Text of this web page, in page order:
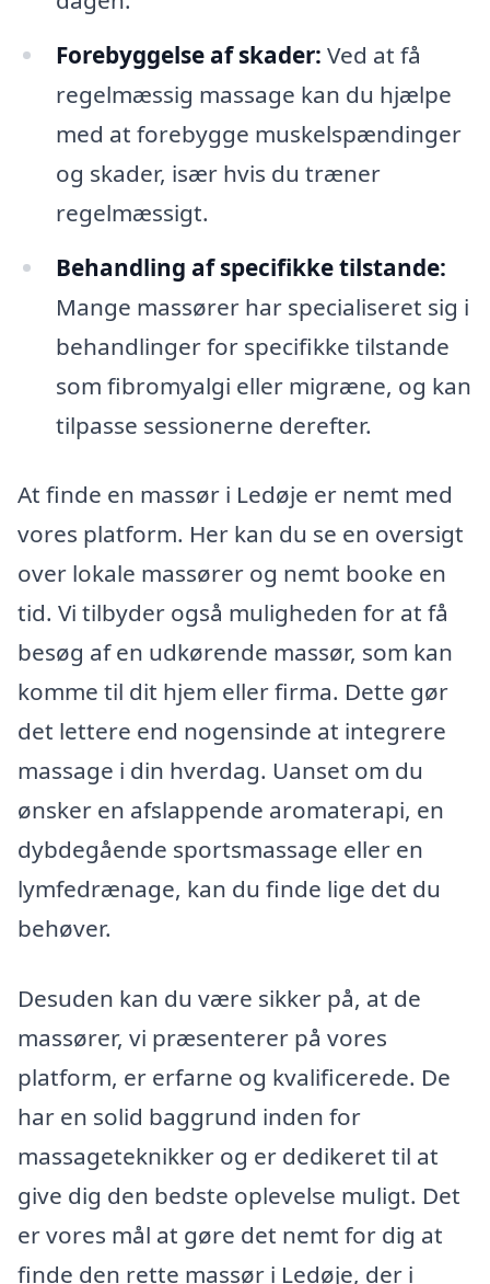
Forebyggelse af skader: Ved at få
regelmæssig massage kan du hjælpe
med at forebygge muskelspændinger
og skader, især hvis du træner
regelmæssigt.
Behandling af specifikke tilstande:
Mange massører har specialiseret sig i
behandlinger for specifikke tilstande
som fibromyalgi eller migræne, og kan
tilpasse sessionerne derefter.
At finde en massør i Ledøje er nemt med
vores platform. Her kan du se en oversigt
over lokale massører og nemt booke en
tid. Vi tilbyder også muligheden for at få
besøg af en udkørende massør, som kan
komme til dit hjem eller firma. Dette gør
det lettere end nogensinde at integrere
massage i din hverdag. Uanset om du
ønsker en afslappende aromaterapi, en
dybdegående sportsmassage eller en
lymfedrænage, kan du finde lige det du
behøver.
Desuden kan du være sikker på, at de
massører, vi præsenterer på vores
platform, er erfarne og kvalificerede. De
har en solid baggrund inden for
massageteknikker og er dedikeret til at
give dig den bedste oplevelse muligt. Det
er vores mål at gøre det nemt for dig at
finde den rette massør i Ledøje, der i